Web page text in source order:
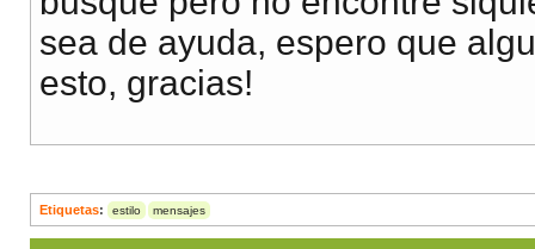
sea de ayuda, espero que
esto, gracias!
Etiquetas: estilo mensajes